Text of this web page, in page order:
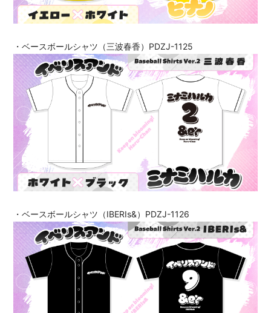
・ベースボールシャツ（三波春香）PDZJ-1125
・ベースボールシャツ（IBERIs&）PDZJ-1126